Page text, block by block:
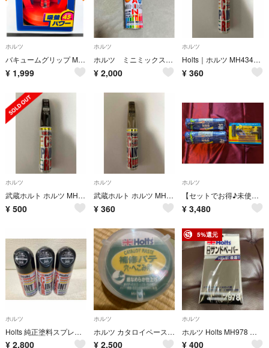
ホルツ
バキュームグリップ MH-3951
¥ 1,999
ホルツ
ホルツ ミニミックス スプレー D6S
¥ 2,000
ホルツ
Holts｜ホルツ MH4344 タッチペン ホンダ NH583M ニューボーグ
¥ 360
ホルツ
武蔵ホルト ホルツ MH4219 カラータッチ H-26 ホンダ 20ml
¥ 500
ホルツ
武蔵ホルト ホルツ MH4139 カラータッチ T-79 トヨタ 6Q3 20m
¥ 360
ホルツ
【セットでお得♪未使用】Holts タイヤウェルド パンク修理剤 バイク用
¥ 3,480
ホルツ
Holts 純正塗料スプレー カーペイント トヨタ車用 205 ブラックM
¥ 2,800
ホルツ
ホルツ カタロイペースト 小 MH104 400g
¥ 2,500
5%還元
ホルツ
ホルツ Holts MH978 耐水サンドペーパー 93x114mm6P
¥ 400